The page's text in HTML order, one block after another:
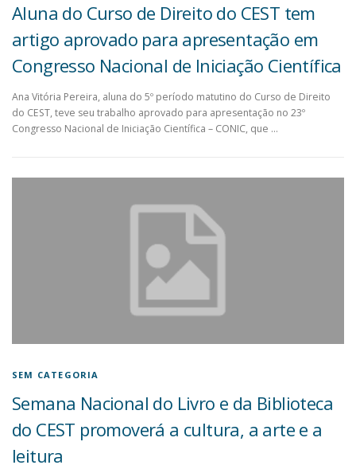
Aluna do Curso de Direito do CEST tem
artigo aprovado para apresentação em
Congresso Nacional de Iniciação Científica
Ana Vitória Pereira, aluna do 5º período matutino do Curso de Direito
do CEST, teve seu trabalho aprovado para apresentação no 23º
Congresso Nacional de Iniciação Científica – CONIC, que …
SEM CATEGORIA
Semana Nacional do Livro e da Biblioteca
do CEST promoverá a cultura, a arte e a
leitura